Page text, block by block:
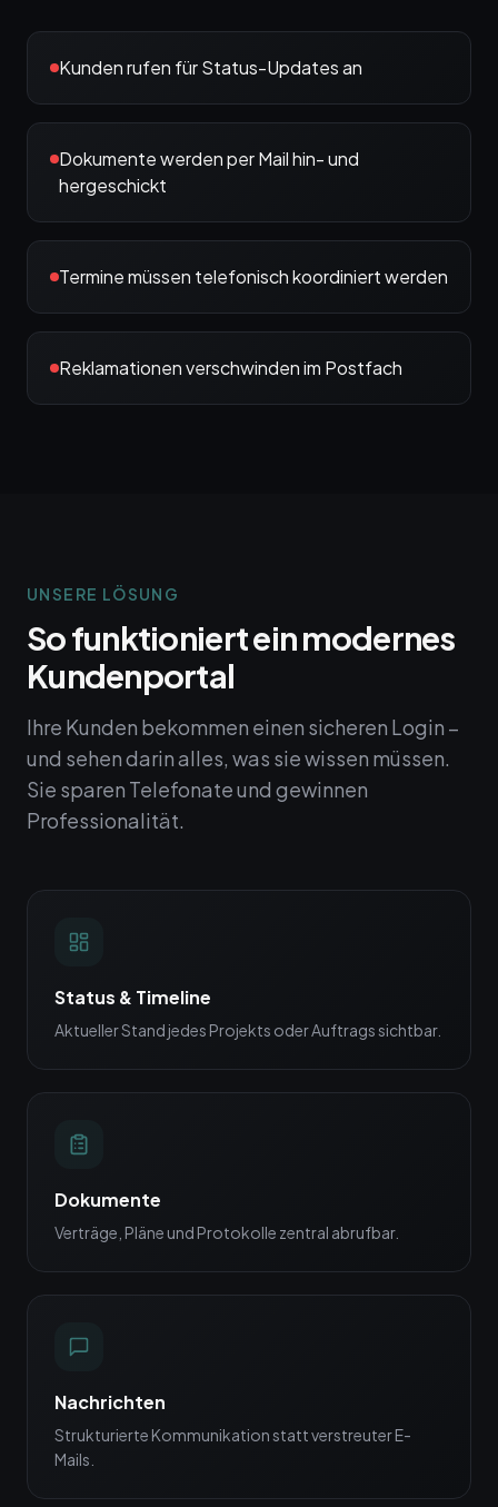
Kunden rufen für Status-Updates an
Dokumente werden per Mail hin- und
hergeschickt
Termine müssen telefonisch koordiniert werden
Reklamationen verschwinden im Postfach
UNSERE LÖSUNG
So funktioniert ein modernes
Kundenportal
Ihre Kunden bekommen einen sicheren Login –
und sehen darin alles, was sie wissen müssen.
Sie sparen Telefonate und gewinnen
Professionalität.
Status & Timeline
Aktueller Stand jedes Projekts oder Auftrags sichtbar.
Dokumente
Verträge, Pläne und Protokolle zentral abrufbar.
Nachrichten
Strukturierte Kommunikation statt verstreuter E-
Mails.